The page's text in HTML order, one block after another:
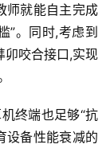
师就能自主完成
”。同时,考虑到
卯咬合接口,实现
终端也足够“抗
设备性能衰减的